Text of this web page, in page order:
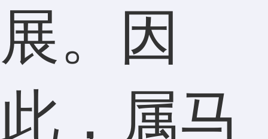
展。因
此，属马